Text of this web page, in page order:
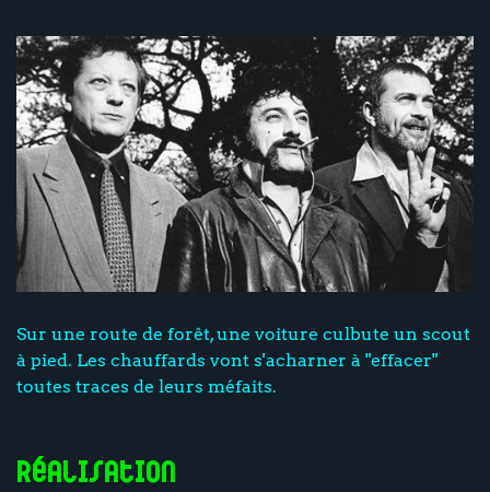
Sur une route de forêt, une voiture culbute un scout
à pied. Les chauffards vont s'acharner à "effacer"
toutes traces de leurs méfaits.
Réalisation